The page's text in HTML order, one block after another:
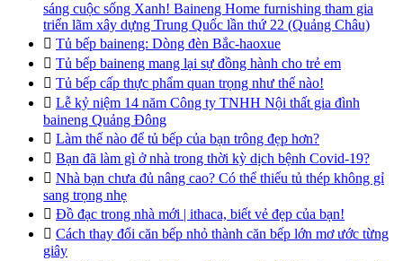
sáng cuộc sống Xanh! Baineng Home furnishing tham gia
triển lãm xây dựng Trung Quốc lần thứ 22 (Quảng Châu)
 Tủ bếp baineng: Dòng đèn Bắc-haoxue
 Tủ bếp baineng mang lại sự đồng hành cho trẻ em
 Tủ bếp cấp thực phẩm quan trọng như thế nào!
 Lễ kỷ niệm 14 năm Công ty TNHH Nội thất gia đình
baineng Quảng Đông
 Làm thế nào để tủ bếp của bạn trông đẹp hơn?
 Bạn đã làm gì ở nhà trong thời kỳ dịch bệnh Covid-19?
 Nhà bạn chưa đủ nâng cao? Có thể thiếu tủ thép không gỉ
sang trọng nhẹ
 Đồ đạc trong nhà mới | ithaca, biết vẻ đẹp của bạn!
 Cách thay đổi căn bếp nhỏ thành căn bếp lớn mơ ước từng
giây